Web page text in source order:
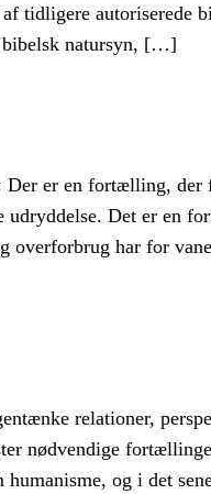
tidligere autoriserede
bibelsk natursyn, […]
er en fortælling, der
udryddelse. Det er en
overforbrug har for
relationer,
nødvendige
og i det